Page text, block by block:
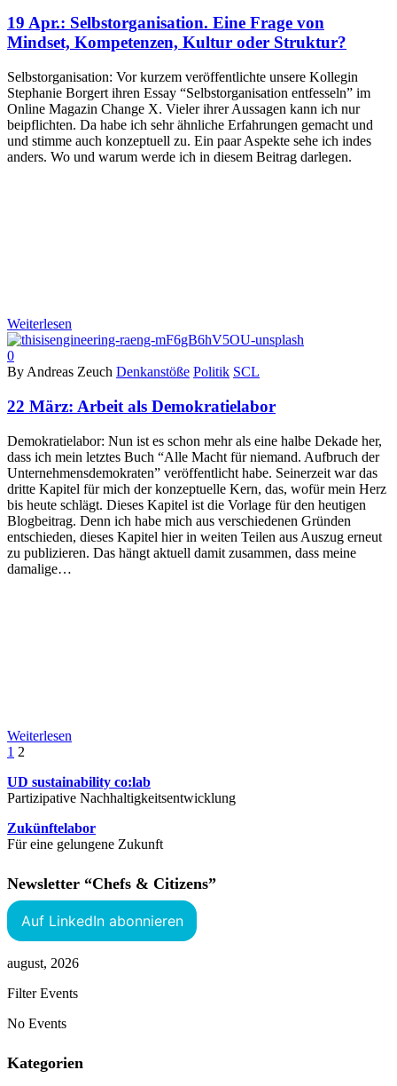
19 Apr.: Selbstorganisation. Eine Frage von
Mindset, Kompetenzen, Kultur oder Struktur?
Selbstorganisation: Vor kurzem veröffentlichte unsere Kollegin
Stephanie Borgert ihren Essay “Selbstorganisation entfesseln” im
Online Magazin Change X. Vieler ihrer Aussagen kann ich nur
beipflichten. Da habe ich sehr ähnliche Erfahrungen gemacht und
und stimme auch konzeptuell zu. Ein paar Aspekte sehe ich indes
anders. Wo und warum werde ich in diesem Beitrag darlegen.
Weiterlesen
0
By Andreas Zeuch Denkanstöße Politik SCL
22 März: Arbeit als Demokratielabor
Demokratielabor: Nun ist es schon mehr als eine halbe Dekade her,
dass ich mein letztes Buch “Alle Macht für niemand. Aufbruch der
Unternehmensdemokraten” veröffentlicht habe. Seinerzeit war das
dritte Kapitel für mich der konzeptuelle Kern, das, wofür mein Herz
bis heute schlägt. Dieses Kapitel ist die Vorlage für den heutigen
Blogbeitrag. Denn ich habe mich aus verschiedenen Gründen
entschieden, dieses Kapitel hier in weiten Teilen aus Auszug erneut
zu publizieren. Das hängt aktuell damit zusammen, dass meine
damalige…
Weiterlesen
1 2
UD sustainability co:lab
Partizipative Nachhaltigkeitsentwicklung
Zukünftelabor
Für eine gelungene Zukunft
Newsletter “Chefs & Citizens”
Auf LinkedIn abonnieren
august, 2026
Filter Events
No Events
Kategorien